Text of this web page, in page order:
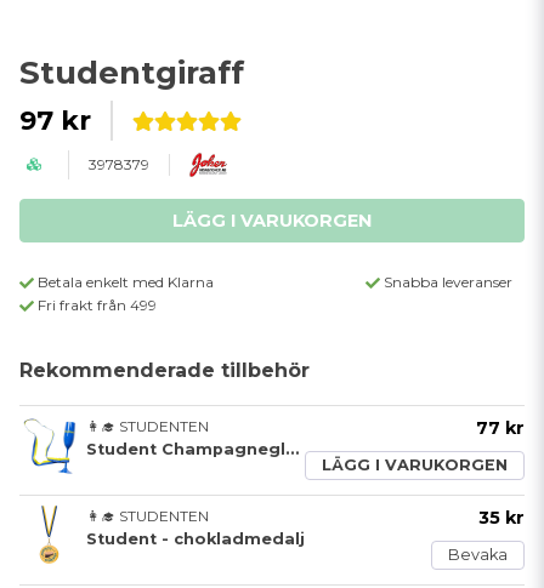
Studentgiraff
97 kr
3978379
LÄGG I VARUKORGEN
Betala enkelt med Klarna
Snabba leveranser
Fri frakt från 499
Rekommenderade tillbehör
👩‍🎓 STUDENTEN
Student Champagneglas
77 kr
LÄGG I VARUKORGEN
👩‍🎓 STUDENTEN
Student - chokladmedalj
35 kr
Bevaka